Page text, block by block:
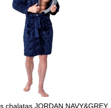
chalatas JORDAN NAVY&GREY